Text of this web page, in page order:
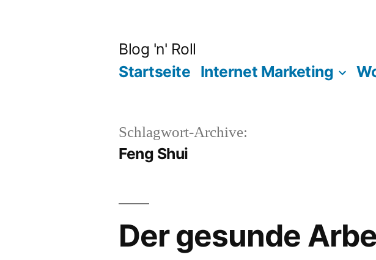
Blog 'n' Roll
Startseite Internet Marketing
Schlagwort-Archive:
Feng Shui
Der gesunde